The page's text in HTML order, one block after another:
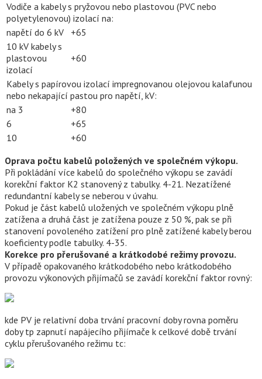
Vodiče a kabely s pryžovou nebo plastovou (PVC nebo
polyetylenovou) izolací na:
napětí do 6 kV
+65
10 kV kabely s
plastovou
izolací
+60
Kabely s papírovou izolací impregnovanou olejovou kalafunou
nebo nekapající pastou pro napětí, kV:
na 3
+80
6
+65
10
+60
Oprava počtu kabelů položených ve společném výkopu.
Při pokládání více kabelů do společného výkopu se zavádí
korekční faktor K2 stanovený z tabulky. 4-21. Nezatížené
redundantní kabely se neberou v úvahu.
Pokud je část kabelů uložených ve společném výkopu plně
zatížena a druhá část je zatížena pouze z 50 %, pak se při
stanovení povoleného zatížení pro plně zatížené kabely berou
koeficienty podle tabulky. 4-35.
Korekce pro přerušované a krátkodobé režimy provozu.
V případě opakovaného krátkodobého nebo krátkodobého
provozu výkonových přijímačů se zavádí korekční faktor rovný:
kde PV je relativní doba trvání pracovní doby rovna poměru
doby tp zapnutí napájecího přijímače k ​​celkové době trvání
cyklu přerušovaného režimu tc: